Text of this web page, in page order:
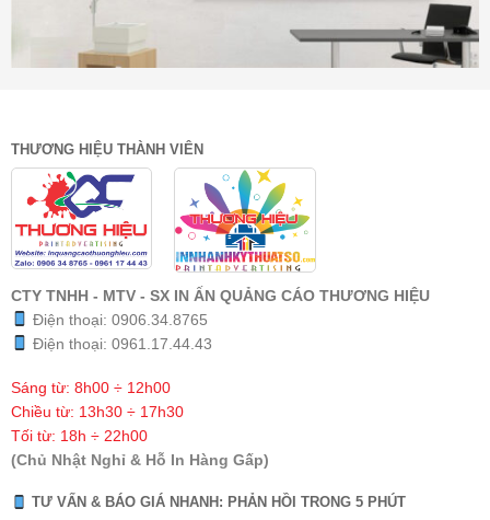
THƯƠNG HIỆU THÀNH VIÊN
CTY TNHH - MTV - SX IN ẤN QUẢNG CÁO THƯƠNG HIỆU
Điện thoại: 0906.34.8765
Điện thoại: 0961.17.44.43
Sáng từ: 8h00 ÷ 12h00
Chiều từ: 13h30 ÷ 17h30
Tối từ: 18h ÷ 22h00
(Chủ Nhật Nghỉ & Hỗ In Hàng Gấp)
TƯ VẤN & BÁO GIÁ NHANH: PHẢN HỒI TRONG 5 PHÚT